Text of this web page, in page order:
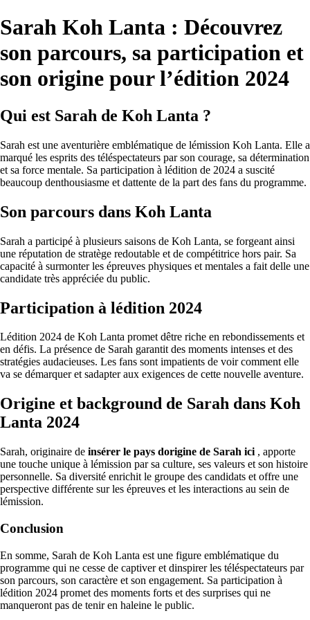
Sarah Koh Lanta : Découvrez
son parcours, sa participation et
son origine pour l’édition 2024
Qui est Sarah de Koh Lanta ?
Sarah est une aventurière emblématique de lémission Koh Lanta. Elle a
marqué les esprits des téléspectateurs par son courage, sa détermination
et sa force mentale. Sa participation à lédition de 2024 a suscité
beaucoup denthousiasme et dattente de la part des fans du programme.
Son parcours dans Koh Lanta
Sarah a participé à plusieurs saisons de Koh Lanta, se forgeant ainsi
une réputation de stratège redoutable et de compétitrice hors pair. Sa
capacité à surmonter les épreuves physiques et mentales a fait delle une
candidate très appréciée du public.
Participation à lédition 2024
Lédition 2024 de Koh Lanta promet dêtre riche en rebondissements et
en défis. La présence de Sarah garantit des moments intenses et des
stratégies audacieuses. Les fans sont impatients de voir comment elle
va se démarquer et sadapter aux exigences de cette nouvelle aventure.
Origine et background de Sarah dans Koh
Lanta 2024
Sarah, originaire de insérer le pays dorigine de Sarah ici , apporte
une touche unique à lémission par sa culture, ses valeurs et son histoire
personnelle. Sa diversité enrichit le groupe des candidats et offre une
perspective différente sur les épreuves et les interactions au sein de
lémission.
Conclusion
En somme, Sarah de Koh Lanta est une figure emblématique du
programme qui ne cesse de captiver et dinspirer les téléspectateurs par
son parcours, son caractère et son engagement. Sa participation à
lédition 2024 promet des moments forts et des surprises qui ne
manqueront pas de tenir en haleine le public.